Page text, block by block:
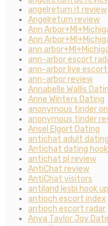
angelreturn it review
Angelreturn review
Ann
Ann
ann
ann-arbor escort
ann-arbor live
ann-arbor review
Annabelle Wallis
Anne Winters Dating
anonymous tinder
anonymous tinder
Ansel Elgort Dating
antichat adult dating
Antichat dating
antichat pl review
AntiChat review
AntiChat visitors
antiland lesbi hook up
antioch escort index
antioch escort radar
Anya Taylor Joy